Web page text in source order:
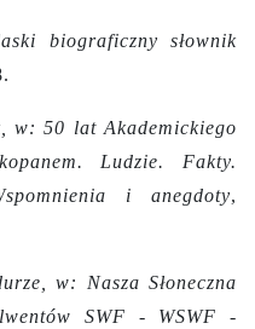
biograficzny słownik
w: 50 lat Akademickiego
Ludzie. Fakty.
i anegdoty,
w: Nasza Słoneczna
SWF - WSWF -